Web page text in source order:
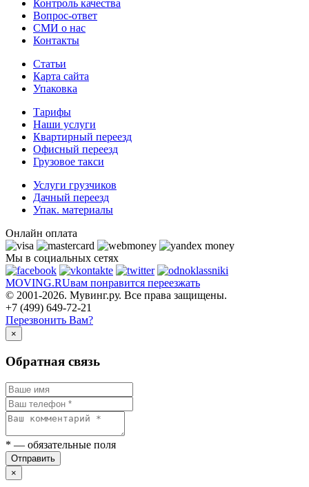
Контроль качества
Вопрос-ответ
СМИ о нас
Контакты
Статьи
Карта сайта
Упаковка
Тарифы
Наши услуги
Квартирный переезд
Офисный переезд
Грузовое такси
Услуги грузчиков
Дачный переезд
Упак. материалы
Онлайн оплата
Мы в социальных сетях
MOVING.RUвам понравится переезжать
© 2001-2026. Мувинг.ру. Все права защищены.
+7 (499) 649-72-21
Перезвонить Вам?
×
Обратная связь
* — обязательные поля
Отправить
×